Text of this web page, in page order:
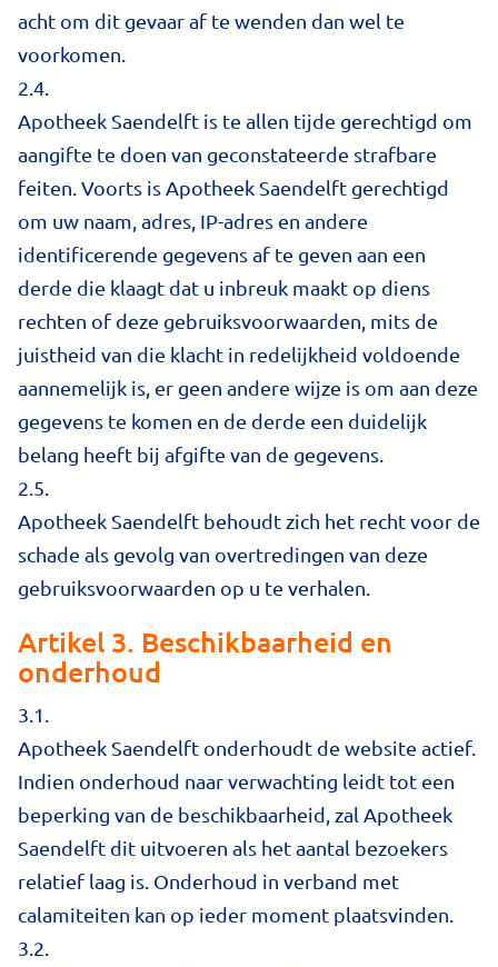
acht om dit gevaar af te wenden dan wel te
voorkomen.
2.4.
Apotheek Saendelft is te allen tijde gerechtigd om
aangifte te doen van geconstateerde strafbare
feiten. Voorts is Apotheek Saendelft gerechtigd
om uw naam, adres, IP-adres en andere
identificerende gegevens af te geven aan een
derde die klaagt dat u inbreuk maakt op diens
rechten of deze gebruiksvoorwaarden, mits de
juistheid van die klacht in redelijkheid voldoende
aannemelijk is, er geen andere wijze is om aan deze
gegevens te komen en de derde een duidelijk
belang heeft bij afgifte van de gegevens.
2.5.
Apotheek Saendelft behoudt zich het recht voor de
schade als gevolg van overtredingen van deze
gebruiksvoorwaarden op u te verhalen.
Artikel 3. Beschikbaarheid en
onderhoud
3.1.
Apotheek Saendelft onderhoudt de website actief.
Indien onderhoud naar verwachting leidt tot een
beperking van de beschikbaarheid, zal Apotheek
Saendelft dit uitvoeren als het aantal bezoekers
relatief laag is. Onderhoud in verband met
calamiteiten kan op ieder moment plaatsvinden.
3.2.